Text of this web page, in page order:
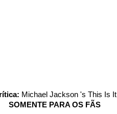
Michael Jackson 's This Is It
SOMENTE PARA OS FÃS